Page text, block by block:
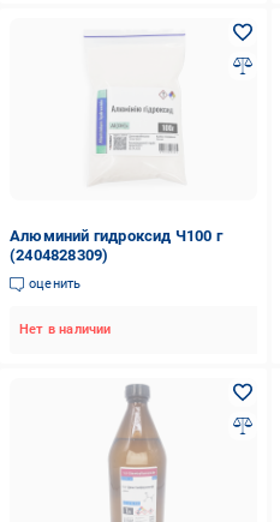
Алюминий гидроксид Ч100 г
(2404828309)
оценить
Нет в наличии